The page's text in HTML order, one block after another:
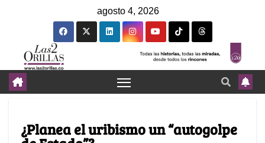
agosto 4, 2026
¿Planea el uribismo un “autogolpe